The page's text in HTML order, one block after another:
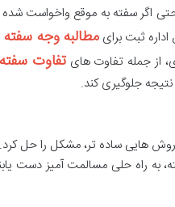
حتی اگر سفته به موقع واخواست
ثبت برایمطالبه وجه سفته
از جمله تفاوت هایتفاوت
جلوگیری کند.
هایی ساده تر، مشکل را حل کرد.
به راه حلی مسالمت آمیز دست